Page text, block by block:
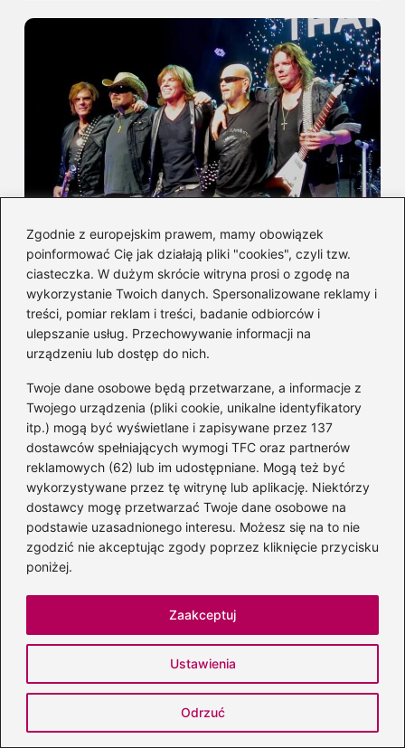
Zgodnie z europejskim prawem, mamy obowiązek
poinformować Cię jak działają pliki "cookies", czyli tzw.
ciasteczka. W dużym skrócie witryna prosi o zgodę na
wykorzystanie Twoich danych. Spersonalizowane reklamy i
treści, pomiar reklam i treści, badanie odbiorców i
ulepszanie usług. Przechowywanie informacji na
urządzeniu lub dostęp do nich.
Twoje dane osobowe będą przetwarzane, a informacje z
Twojego urządzenia (pliki cookie, unikalne identyfikatory
itp.) mogą być wyświetlane i zapisywane przez 137
dostawców spełniających wymogi TFC oraz partnerów
reklamowych (62) lub im udostępniane. Mogą też być
wykorzystywane przez tę witrynę lub aplikację. Niektórzy
dostawcy mogę przetwarzać Twoje dane osobowe na
podstawie uzasadnionego interesu. Możesz się na to nie
zgodzić nie akceptując zgody poprzez kliknięcie przycisku
poniżej.
Ustawienia
Odrzuć
Zaakceptuj
Europe – 5 mniej znanych faktów o
legendarnym zespole
Zaskakujące fakty o losie Shane’a
MacGowana: jak wpłynęły na jego
twórczość